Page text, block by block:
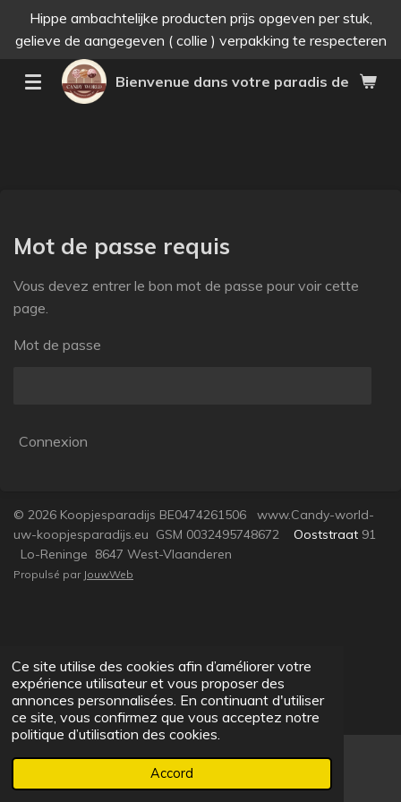
Ce site utilise des cookies afin d’améliorer votre
expérience utilisateur et vous proposer des
annonces personnalisées. En continuant d'utiliser
ce site, vous confirmez que vous acceptez notre
politique d’utilisation des cookies.
Accord
Passer
au
principal
Bienvenue dans votre paradis des
Hippe ambachtelijke producten prijs opgeven per stuk,
gelieve de aangegeven ( collie ) verpakking te respecteren
Mot de passe requis
Vous devez entrer le bon mot de passe pour voir cette
page.
Mot de passe
Connexion
© 2026 Koopjesparadijs BE0474261506 www.Candy-world-
uw-koopjesparadijs.eu GSM 0032495748672 Ooststraat 91
Lo-Reninge 8647 West-Vlaanderen
Propulsé par JouwWeb